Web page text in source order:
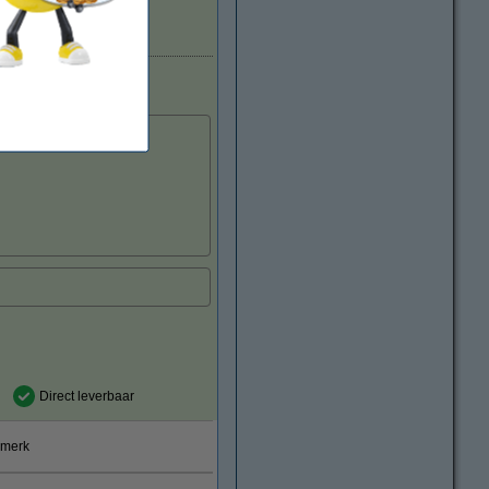
Direct leverbaar
Direct leverbaar